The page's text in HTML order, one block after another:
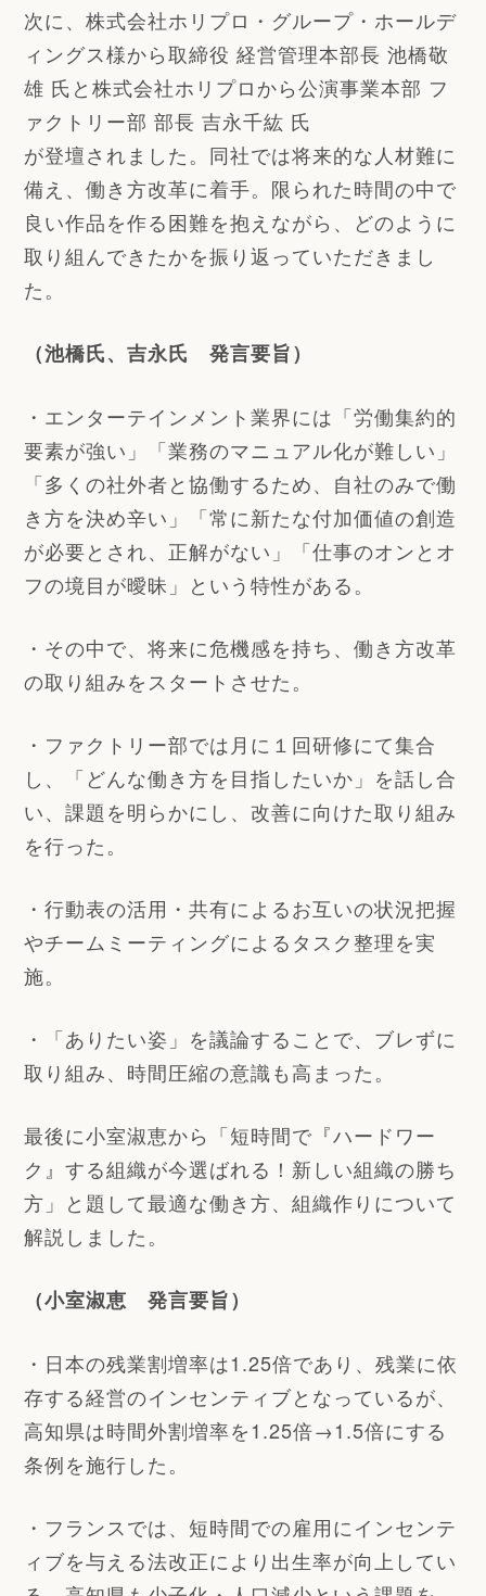
次に、株式会社ホリプロ・グループ・ホールデ
ィングス様から取締役 経営管理本部長 池橋敬
雄 氏と株式会社ホリプロから公演事業本部 フ
ァクトリー部 部長 吉永千紘 氏
が登壇されました。同社では将来的な人材難に
備え、働き方改革に着手。限られた時間の中で
良い作品を作る困難を抱えながら、どのように
取り組んできたかを振り返っていただきまし
た。
（池橋氏、吉永氏 発言要旨）
・エンターテインメント業界には「労働集約的
要素が強い」「業務のマニュアル化が難しい」
「多くの社外者と協働するため、自社のみで働
き方を決め辛い」「常に新たな付加価値の創造
が必要とされ、正解がない」「仕事のオンとオ
フの境目が曖昧」という特性がある。
・その中で、将来に危機感を持ち、働き方改革
の取り組みをスタートさせた。
・ファクトリー部では月に１回研修にて集合
し、「どんな働き方を目指したいか」を話し合
い、課題を明らかにし、改善に向けた取り組み
を行った。
・行動表の活用・共有によるお互いの状況把握
やチームミーティングによるタスク整理を実
施。
・「ありたい姿」を議論することで、ブレずに
取り組み、時間圧縮の意識も高まった。
最後に小室淑恵から「短時間で『ハードワー
ク』する組織が今選ばれる！新しい組織の勝ち
方」と題して最適な働き方、組織作りについて
解説しました。
（小室淑恵 発言要旨）
・日本の残業割増率は1.25倍であり、残業に依
存する経営のインセンティブとなっているが、
高知県は時間外割増率を1.25倍→1.5倍にする
条例を施行した。
・フランスでは、短時間での雇用にインセンテ
ィブを与える法改正により出生率が向上してい